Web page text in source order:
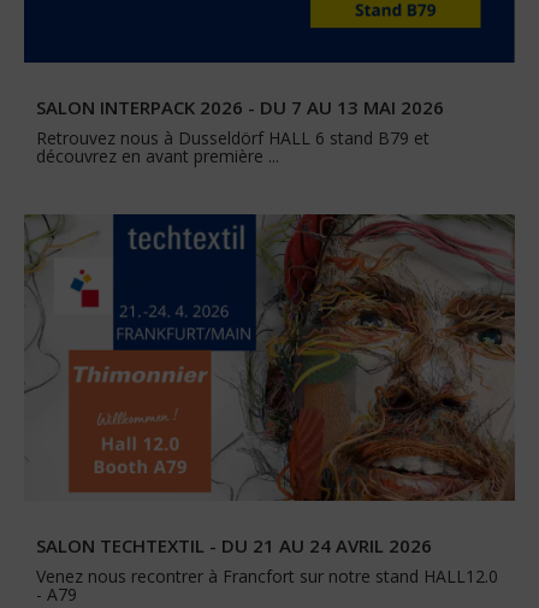
SALON INTERPACK 2026 - DU 7 AU 13 MAI 2026
Retrouvez nous à Dusseldörf HALL 6 stand B79 et
découvrez en avant première ...
SALON TECHTEXTIL - DU 21 AU 24 AVRIL 2026
Venez nous recontrer à Francfort sur notre stand HALL12.0
- A79